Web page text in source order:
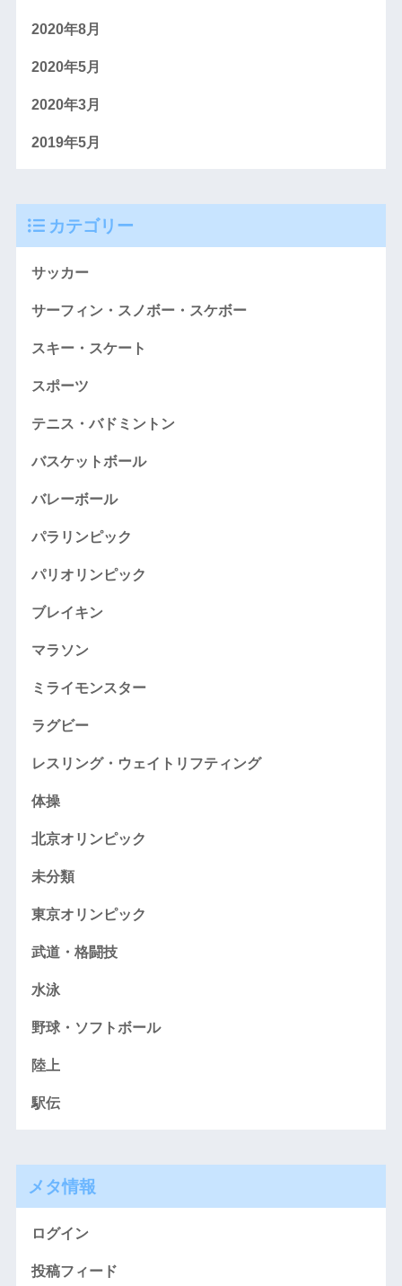
2020年8月
2020年5月
2020年3月
2019年5月
カテゴリー
サッカー
サーフィン・スノボー・スケボー
スキー・スケート
スポーツ
テニス・バドミントン
バスケットボール
バレーボール
パラリンピック
パリオリンピック
ブレイキン
マラソン
ミライモンスター
ラグビー
レスリング・ウェイトリフティング
体操
北京オリンピック
未分類
東京オリンピック
武道・格闘技
水泳
野球・ソフトボール
陸上
駅伝
メタ情報
ログイン
投稿フィード